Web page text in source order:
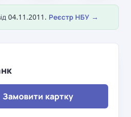
04.11.2011. Реєстр НБУ →
й
→
Замовити картку